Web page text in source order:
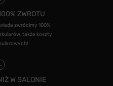
ZWROTU
zwrócimy 100%
także koszty
W SALONIE